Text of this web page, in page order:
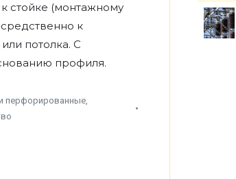
стойке (монтажному
к
потолка. С
профиля.
перфорированные,